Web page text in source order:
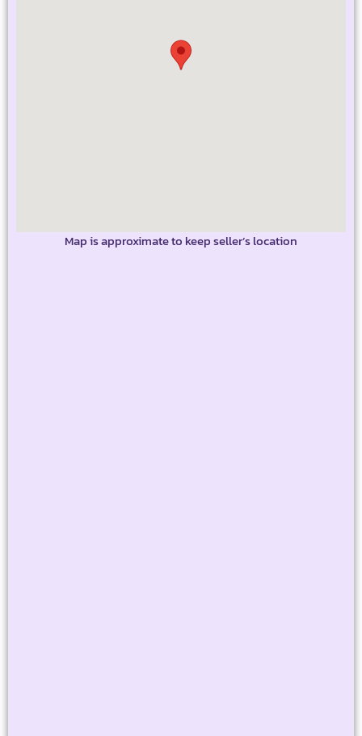
Map is approximate to keep seller’s location